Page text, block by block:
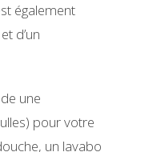
également
d’un
une
pour votre
un lavabo